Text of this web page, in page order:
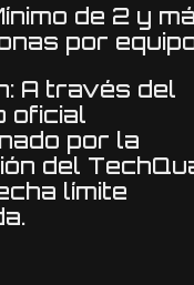
de 2 y
por
A través del
oficial
por la
del
límite